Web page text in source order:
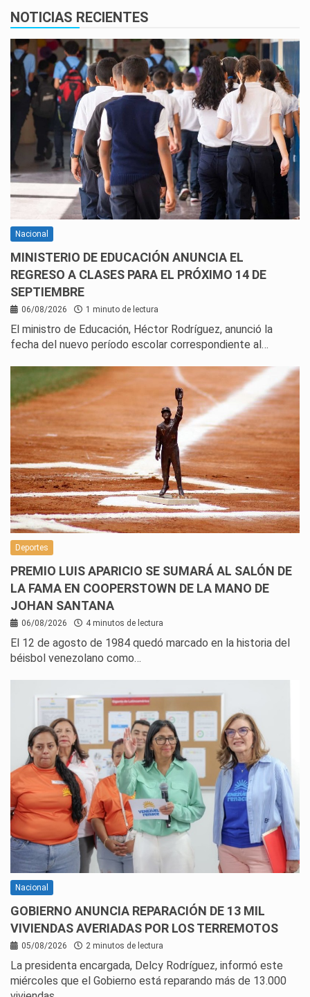
NOTICIAS RECIENTES
Nacional
MINISTERIO DE EDUCACIÓN ANUNCIA EL
REGRESO A CLASES PARA EL PRÓXIMO 14 DE
SEPTIEMBRE
06/08/2026 1 minuto de lectura
El ministro de Educación, Héctor Rodríguez, anunció la
fecha del nuevo período escolar correspondiente al…
Deportes
PREMIO LUIS APARICIO SE SUMARÁ AL SALÓN DE
LA FAMA EN COOPERSTOWN DE LA MANO DE
JOHAN SANTANA
06/08/2026 4 minutos de lectura
El 12 de agosto de 1984 quedó marcado en la historia del
béisbol venezolano como…
Nacional
GOBIERNO ANUNCIA REPARACIÓN DE 13 MIL
VIVIENDAS AVERIADAS POR LOS TERREMOTOS
05/08/2026 2 minutos de lectura
La presidenta encargada, Delcy Rodríguez, informó este
miércoles que el Gobierno está reparando más de 13.000